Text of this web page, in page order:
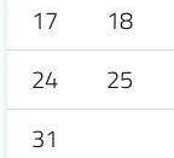
17
18
24
25
31